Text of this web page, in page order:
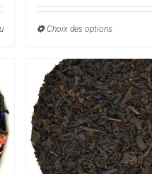
prix :
Choix des optionsCe
a
Les
options